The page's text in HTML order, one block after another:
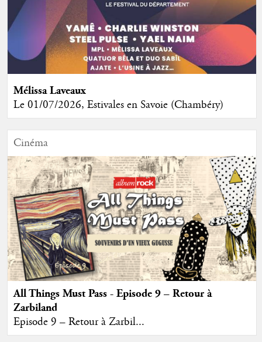
Mélissa Laveaux
Le 01/07/2026, Estivales en Savoie (Chambéry)
Cinéma
All Things Must Pass - Episode 9 – Retour à
Zarbiland
Episode 9 – Retour à Zarbil...